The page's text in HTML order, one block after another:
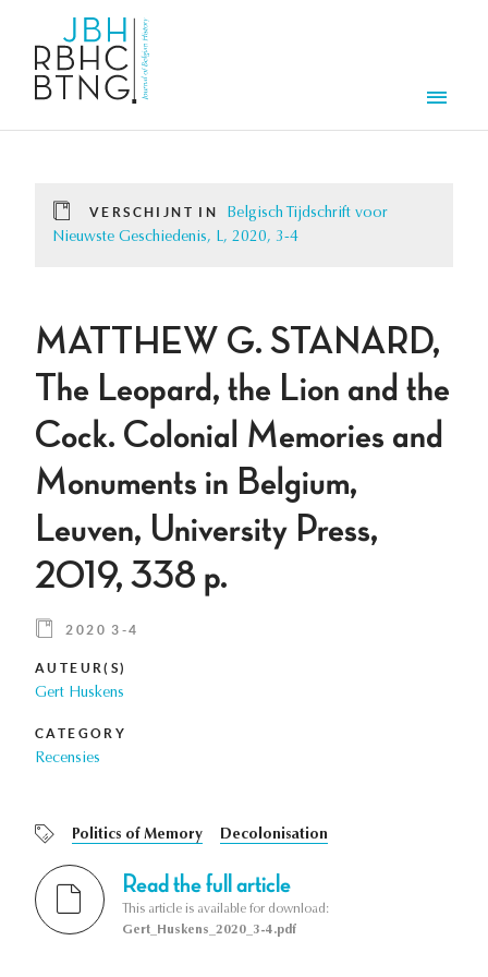
VERSCHIJNT IN
Belgisch Tijdschrift voor
Nieuwste Geschiedenis, L, 2020, 3-4
MATTHEW G. STANARD,
The Leopard, the Lion and the
Cock. Colonial Memories and
Monuments in Belgium,
Leuven, University Press,
2019, 338 p.
2020 3-4
AUTEUR(S)
Gert Huskens
CATEGORY
Recensies
Politics of Memory Decolonisation
Read the full article
This article is available for download:
Gert_Huskens_2020_3-4.pdf